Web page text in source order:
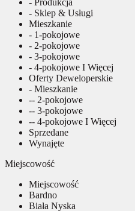
- Sklep & Usługi
Mieszkanie
- 1-pokojowe
- 2-pokojowe
- 3-pokojowe
- 4-pokojowe I Więcej
Oferty Deweloperskie
- Mieszkanie
-- 2-pokojowe
-- 3-pokojowe
-- 4-pokojowe I Więcej
Sprzedane
Wynajęte
Miejscowość
Miejscowość
Bardno
Biała Nyska